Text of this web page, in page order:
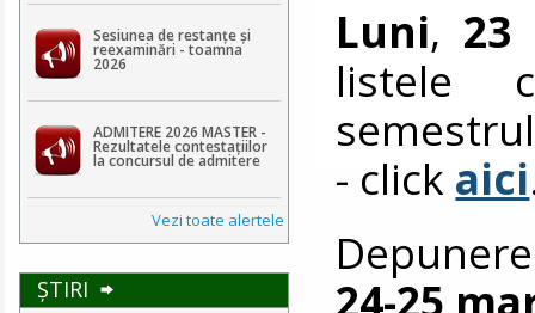
Sesiunea de restanțe și
reexaminări - toamna
2026
ADMITERE 2026 MASTER -
Rezultatele contestaţiilor
la concursul de admitere
Vezi toate alertele
ŞTIRI
Luni, 23
listele
- click aici
24-25